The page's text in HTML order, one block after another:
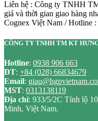
Liên hệ : Công ty TNHH
giá và thời gian giao hàng
Cognex Việt Nam / Hotline
CÔNG TY TNHH TM KT
Hotline: 0938 906 663
ĐT: +84 (028) 66834679
Email:
MST: 0313138119
Địa chỉ: 933/5/2C Tỉnh lộ
Minh, Việt Nam.